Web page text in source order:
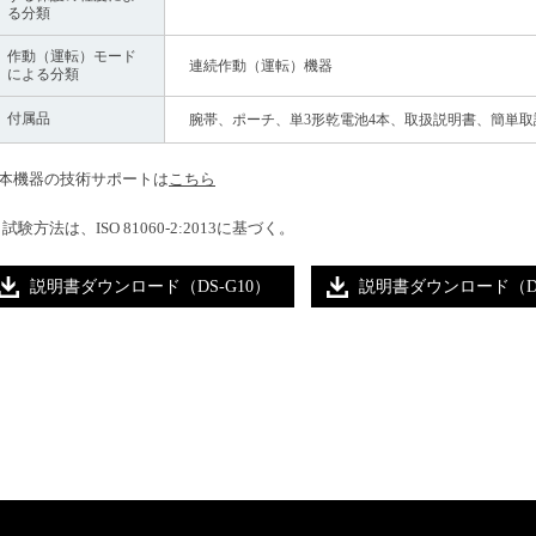
る分類
作動（運転）モード
による分類
連続作動（運転）機器
付属品 腕帯、ポーチ、単3形乾電池4本、取扱説明書、簡単取
機器の技術サポートはこちら
験方法は、ISO 81060-2:2013に基づく。
説明書ダウンロード（DS-G10） 説明書ダウンロード（